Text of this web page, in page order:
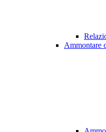
Ammontare